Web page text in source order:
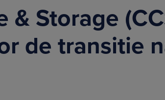
& Storage
de transitie